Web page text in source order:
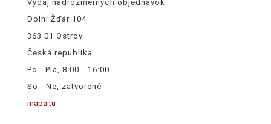
Výdaj nadrozmerných objednávok
Dolní Žďár 104
363 01 Ostrov
Česká republika
Po - Pia, 8:00 - 16:00
So - Ne, zatvorené
mapa tu